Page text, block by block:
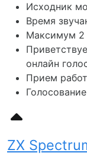
Исходник
Время
Максимум 2
онлайн
Прием работ
Голосование
ZX